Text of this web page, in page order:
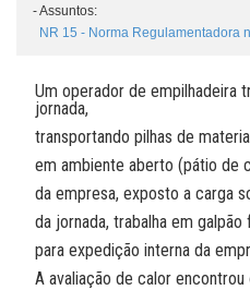
-Assuntos:
NR 15 - Norma Regulamentadora
Um operador de empilhadeira
jornada,
transportando pilhas de
em ambiente aberto (pátio de
da empresa, exposto a carga
da jornada, trabalha em
para expedição interna da
A avaliação de calor